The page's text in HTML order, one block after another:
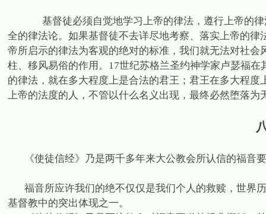
基督徒必须自觉地学习上帝的律法，遵行上帝的
全的律法论。如果基督徒不去详尽地考察、落实上帝的
帝所启示的律法为客观的绝对的标准，我们就无法对社
柱、移风易俗的作用。 17世纪苏格兰圣约神学家卢瑟福在
的律法，就在多大程度上是合法的君王；君王在多大程
上帝的法度的人，不管以什么名义出现，最终必然堕落为
《使徒信经》乃是两千多年来大公教会所认信的福音
福音所应许我们的绝不仅仅是我们个人的救赎，世界
基督教中的突出体现之一。